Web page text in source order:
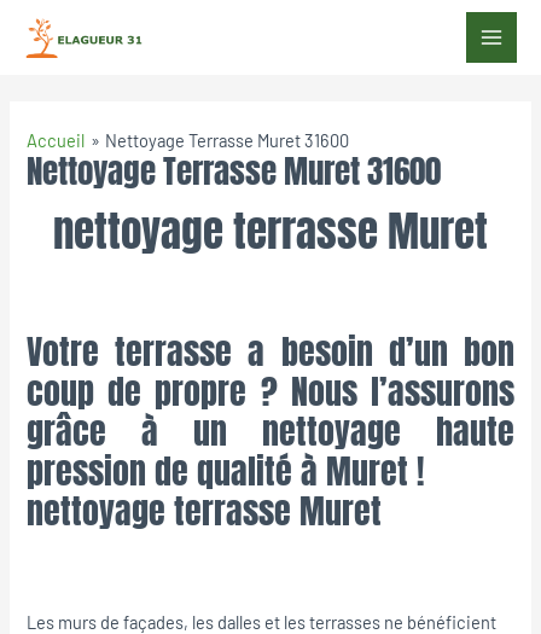
Accueil Nettoyage Terrasse Muret 31600
Nettoyage Terrasse Muret 31600
nettoyage terrasse Muret
Votre terrasse a besoin d’un bon
coup de propre ? Nous l’assurons
grâce à un nettoyage haute
pression de qualité à Muret !
nettoyage terrasse Muret
Les murs de façades, les dalles et les terrasses ne bénéficient